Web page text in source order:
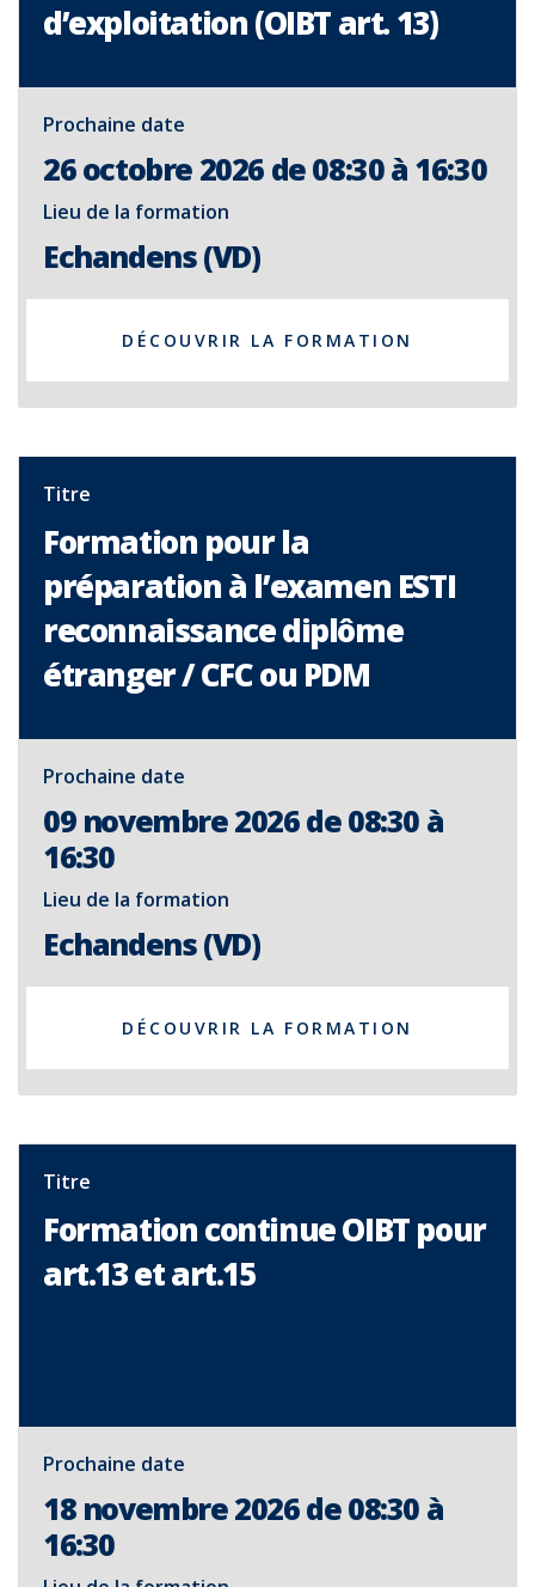
d’exploitation (OIBT art. 13)
Prochaine date
26 octobre 2026 de 08:30 à 16:30
Lieu de la formation
Echandens (VD)
DÉCOUVRIR LA FORMATION
Titre
Formation pour la
préparation à l’examen ESTI
reconnaissance diplôme
étranger / CFC ou PDM
Prochaine date
09 novembre 2026 de 08:30 à
16:30
Lieu de la formation
Echandens (VD)
DÉCOUVRIR LA FORMATION
Titre
Formation continue OIBT pour
art.13 et art.15
Prochaine date
18 novembre 2026 de 08:30 à
16:30